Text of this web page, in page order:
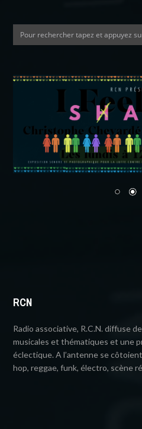
RCN
Radio associative, R.C.N. diffuse
musicales et thématiques et une
éclectique. A l’antenne se
hop, reggae, funk, électro, scène